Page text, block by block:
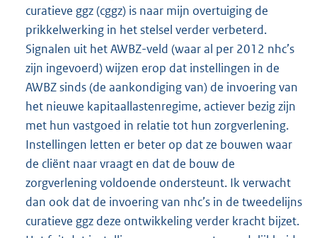
curatieve ggz (cggz) is naar mijn overtuiging de
prikkelwerking in het stelsel verder verbeterd.
Signalen uit het AWBZ-veld (waar al per 2012 nhc’s
zijn ingevoerd) wijzen erop dat instellingen in de
AWBZ sinds (de aankondiging van) de invoering van
het nieuwe kapitaallastenregime, actiever bezig zijn
met hun vastgoed in relatie tot hun zorgverlening.
Instellingen letten er beter op dat ze bouwen waar
de cliënt naar vraagt en dat de bouw de
zorgverlening voldoende ondersteunt. Ik verwacht
dan ook dat de invoering van nhc’s in de tweedelijns
curatieve ggz deze ontwikkeling verder kracht bijzet.